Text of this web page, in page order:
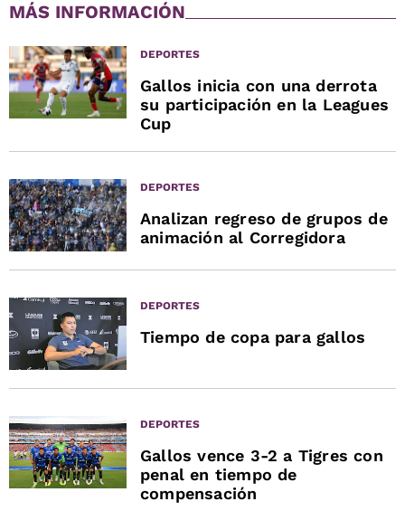
MÁS INFORMACIÓN
DEPORTES
Gallos inicia con una derrota
su participación en la Leagues
Cup
DEPORTES
Analizan regreso de grupos de
animación al Corregidora
DEPORTES
Tiempo de copa para gallos
DEPORTES
Gallos vence 3-2 a Tigres con
penal en tiempo de
compensación